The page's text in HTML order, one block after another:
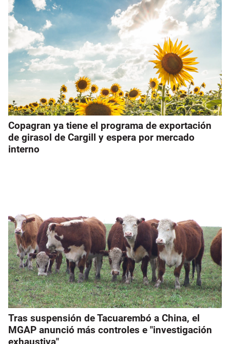
Copagran ya tiene el programa de exportación
de girasol de Cargill y espera por mercado
interno
Tras suspensión de Tacuarembó a China, el
MGAP anunció más controles e "investigación
exhaustiva"